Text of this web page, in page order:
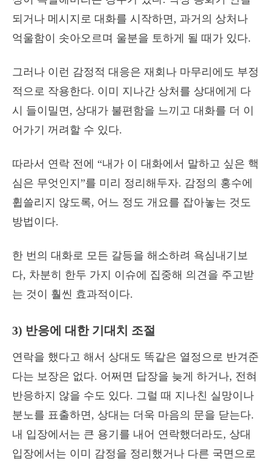
되거나 메시지로 대화를 시작하면, 과거의 상처나
억울함이 솟아오르며 울분을 토하게 될 때가 있다.
그러나 이런 감정적 대응은 재회나 마무리에도 부정
적으로 작용한다. 이미 지나간 상처를 상대에게 다
시 들이밀면, 상대가 불편함을 느끼고 대화를 더 이
어가기 꺼려할 수 있다.
따라서 연락 전에 “내가 이 대화에서 말하고 싶은 핵
심은 무엇인지”를 미리 정리해두자. 감정의 홍수에
휩쓸리지 않도록, 어느 정도 개요를 잡아놓는 것도
방법이다.
한 번의 대화로 모든 갈등을 해소하려 욕심내기보
다, 차분히 한두 가지 이슈에 집중해 의견을 주고받
는 것이 훨씬 효과적이다.
3) 반응에 대한 기대치 조절
연락을 했다고 해서 상대도 똑같은 열정으로 반겨준
다는 보장은 없다. 어쩌면 답장을 늦게 하거나, 전혀
반응하지 않을 수도 있다. 그럴 때 지나친 실망이나
분노를 표출하면, 상대는 더욱 마음의 문을 닫는다.
내 입장에서는 큰 용기를 내어 연락했더라도, 상대
입장에서는 이미 감정을 정리했거나 다른 국면으로